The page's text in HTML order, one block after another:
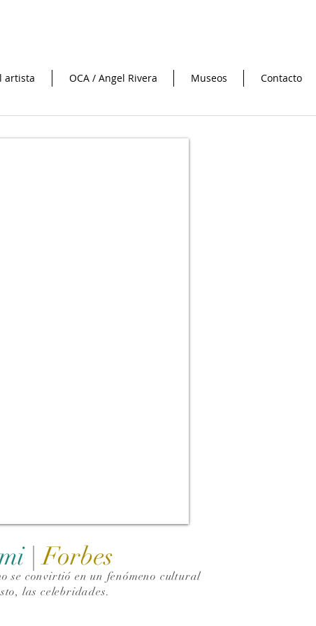
artista OCA / Angel Rivera Museos Contacto
|Forbes
se convirtió en un fenómeno cultural
las celebridades.